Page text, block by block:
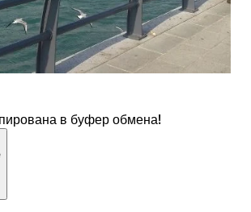
в буфер обмена!